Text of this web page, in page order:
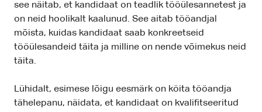
see näitab, et kandidaat on teadlik tööülesannetest ja
on neid hoolikalt kaalunud. See aitab tööandjal
mõista, kuidas kandidaat saab konkreetseid
tööülesandeid täita ja milline on nende võimekus neid
täita.
Lühidalt, esimese lõigu eesmärk on köita tööandja
tähelepanu, näidata, et kandidaat on kvalifitseeritud